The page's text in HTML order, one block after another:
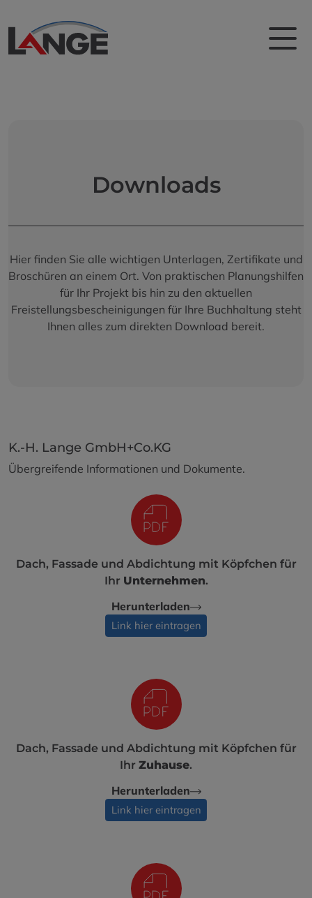
Downloads
Hier finden Sie alle wichtigen Unterlagen, Zertifikate und
Broschüren an einem Ort. Von praktischen Planungshilfen
für Ihr Projekt bis hin zu den aktuellen
Freistellungsbescheinigungen für Ihre Buchhaltung steht
Ihnen alles zum direkten Download bereit.
K.-H. Lange GmbH+Co.KG
Übergreifende Informationen und Dokumente.
Dach, Fassade und Abdichtung mit Köpfchen für
Ihr Unternehmen.
Herunterladen
Link hier eintragen
Dach, Fassade und Abdichtung mit Köpfchen für
Ihr Zuhause.
Herunterladen
Link hier eintragen